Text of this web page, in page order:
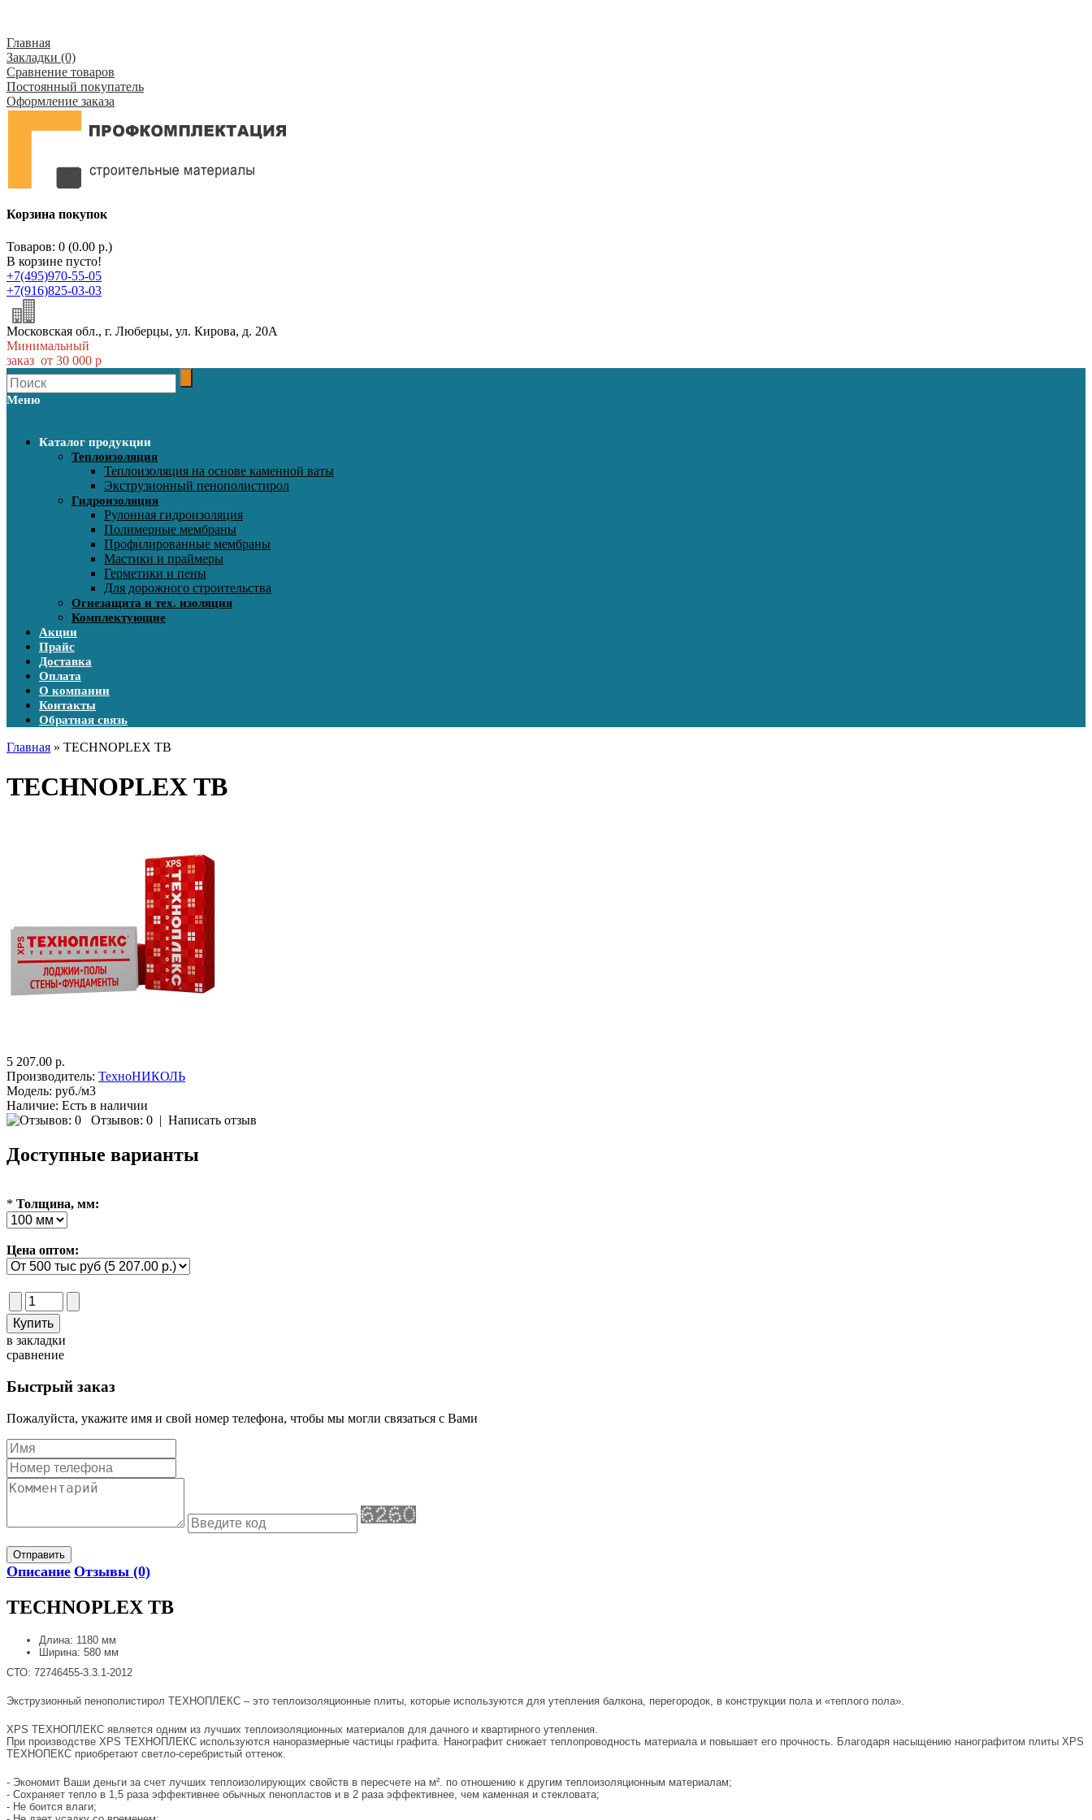
Главная
Закладки (0)
Сравнение товаров
Постоянный покупатель
Оформление заказа
Корзина покупок
Товаров: 0 (0.00 р.)
В корзине пусто!
+7(495)970-55-05
+7(916)825-03-03
Московская обл., г. Люберцы, ул. Кирова, д. 20А
Минимальный
заказ от 30 000 р
Меню
Каталог продукции
Теплоизоляция
Теплоизоляция на основе каменной ваты
Экструзионный пенополистирол
Гидроизоляция
Рулонная гидроизоляция
Полимерные мембраны
Профилированные мембраны
Мастики и праймеры
Герметики и пены
Для дорожного строительства
Огнезащита и тех. изоляция
Комплектующие
Акции
Прайс
Доставка
Оплата
О компании
Контакты
Обратная связь
Главная » TECHNOPLEX TB
TECHNOPLEX TB
5 207.00 р.
Производитель: ТехноНИКОЛЬ
Модель: руб./м3
Наличие: Есть в наличии
Отзывов: 0 | Написать отзыв
Доступные варианты
* Толщина, мм:
Цена оптом:
в закладки
сравнение
Быстрый заказ
Пожалуйста, укажите имя и свой номер телефона, чтобы мы могли связаться с Вами
Отправить
Описание Отзывы (0)
TECHNOPLEX TB
Длина: 1180 мм
Ширина: 580 мм
СТО: 72746455-3.3.1-2012
Экструзионный пенополистирол ТЕХНОПЛЕКС – это теплоизоляционные плиты, которые используются для утепления балкона, перегородок, в конструкции пола и «теплого пола».
XPS ТЕХНОПЛЕКС является одним из лучших теплоизоляционных материалов для дачного и квартирного утепления.
При производстве XPS ТЕХНОПЛЕКС используются наноразмерные частицы графита. Нанографит снижает теплопроводность материала и повышает его прочность. Благодаря насыщению нанографитом плиты XPS
ТЕХНОПЕКС приобретают светло-серебристый оттенок.
- Экономит Ваши деньги за счет лучших теплоизолирующих свойств в пересчете на м². по отношению к другим теплоизоляционным материалам;
- Сохраняет тепло в 1,5 раза эффективнее обычных пенопластов и в 2 раза эффективнее, чем каменная и стекловата;
- Не боится влаги;